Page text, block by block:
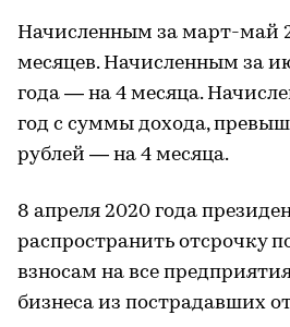
Начисленным за март-май
месяцев. Начисленным за
года — на 4 месяца.
год с суммы дохода,
рублей — на 4 месяца.
8 апреля 2020 года
распространить отсрочку
взносам на все
бизнеса из пострадавших